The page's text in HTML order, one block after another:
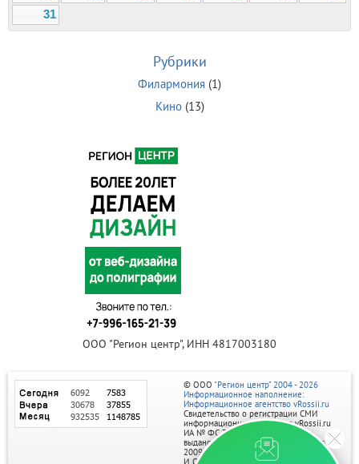
31
Рубрики
Филармония (1)
Кино(13)
ООО "Регион центр", ИНН 4817003180
© ООО "Регион центр" 2004 - 2026
Информационное наполнение:
Информационное агентство vRossii.ru
Свидетельство о регистрации СМИ
информационного агентства vRossii.ru
ИА № ФС 77‑35502
выдано РОСКОМНАДЗОРом 04 марта
2009г.
И. О. Главного редактора Нарыков А. Н.